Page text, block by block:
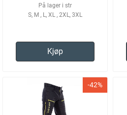
På lager i str
S, M , L, XL , 2XL, 3XL
Kjøp
-42%